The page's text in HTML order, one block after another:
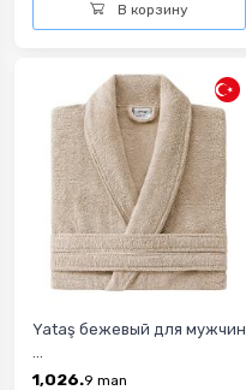
В корзину
Yataş бежевый для мужчин
1,026.9 man